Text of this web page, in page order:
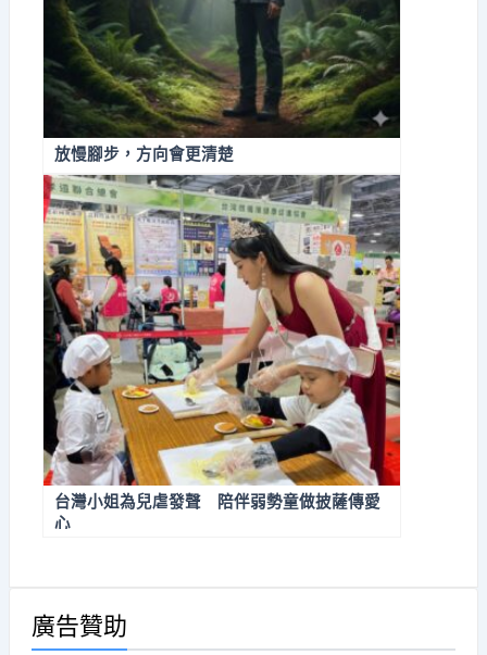
放慢腳步，方向會更清楚
台灣小姐為兒虐發聲 陪伴弱勢童做披薩傳愛
心
廣告贊助